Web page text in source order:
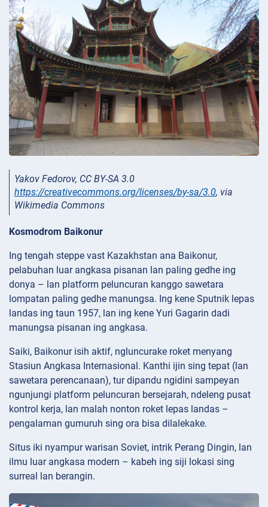
Yakov Fedorov, CC BY-SA 3.0
https://creativecommons.org/licenses/by-sa/3.0, via
Wikimedia Commons
Kosmodrom Baikonur
Ing tengah steppe vast Kazakhstan ana Baikonur,
pelabuhan luar angkasa pisanan lan paling gedhe ing
donya – lan platform peluncuran kanggo sawetara
lompatan paling gedhe manungsa. Ing kene Sputnik lepas
landas ing taun 1957, lan ing kene Yuri Gagarin dadi
manungsa pisanan ing angkasa.
Saiki, Baikonur isih aktif, ngluncurake roket menyang
Stasiun Angkasa Internasional. Kanthi ijin sing tepat (lan
sawetara perencanaan), tur dipandu ngidini sampeyan
ngunjungi platform peluncuran bersejarah, ndeleng pusat
kontrol kerja, lan malah nonton roket lepas landas –
pengalaman gumuruh sing ora bisa dilalekake.
Situs iki nyampur warisan Soviet, intrik Perang Dingin, lan
ilmu luar angkasa modern – kabeh ing siji lokasi sing
surreal lan berangin.